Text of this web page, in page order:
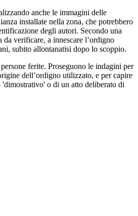
anche le immagini delle
installate nella zona, che potrebbero
degli autori. Secondo una
da verificare, a innescare l’ordigno
subito allontanatisi dopo lo scoppio.
ferite. Proseguono le indagini per
dell’ordigno utilizzato, e per capire
'dimostrativo' o di un atto deliberato di